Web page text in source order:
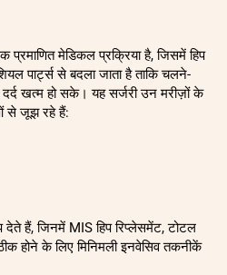
प्रमाणित मेडिकल प्रक्रिया है, जिसमें हिप
पार्ट्स से बदला जाता है ताकि चलने-
खत्म हो सके। यह सर्जरी उन मरीज़ों के
से जूझ रहे हैं:
हैं, जिनमें MIS हिप रिप्लेसमेंट, टोटल
होने के लिए मिनिमली इनवेसिव तकनीकें